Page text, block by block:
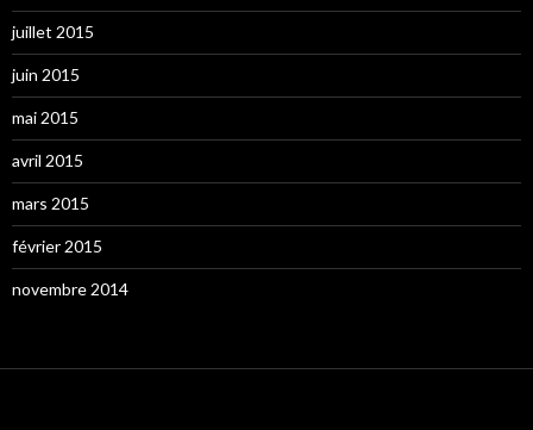
juillet 2015
juin 2015
mai 2015
avril 2015
mars 2015
février 2015
novembre 2014